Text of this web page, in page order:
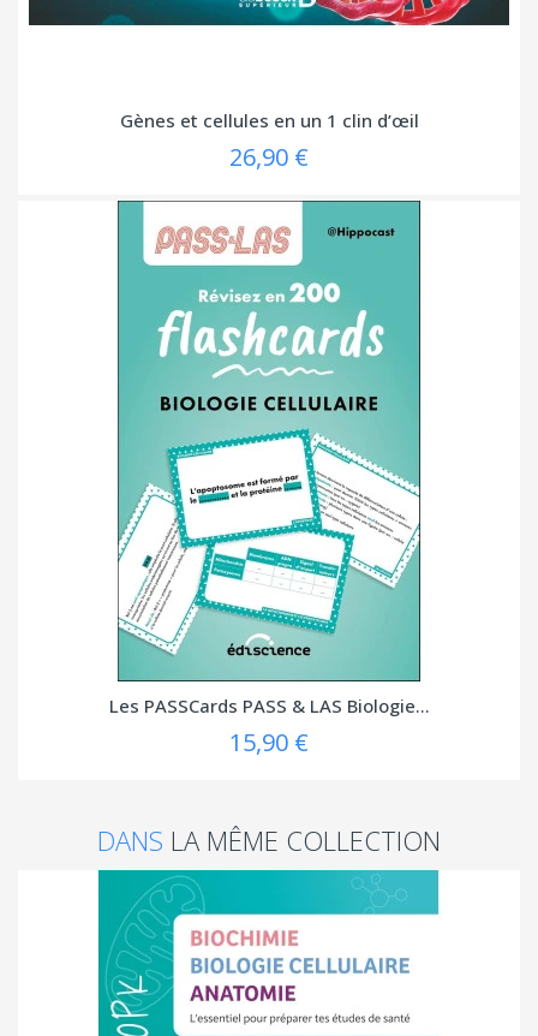
Gènes et cellules en un 1 clin d’œil
26,90 €
Les PASSCards PASS & LAS Biologie...
15,90 €
DANS LA MÊME COLLECTION